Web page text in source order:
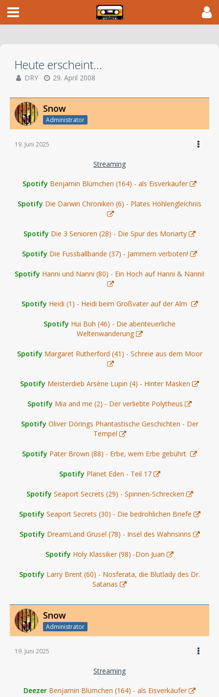
Heute erscheint...
DRY 29. April 2008
Snow
Administrator
19. Juni 2025
Streaming
Spotify Benjamin Blümchen (164) - als Eisverkäufer
Spotify Die Darwin Chroniken (6) - Plates Höhlengleichnis
Spotify Die 3 Senioren (28) - Die Spur des Moriarty
Spotify Die Fussballbande (37) - Jammern verboten!
Spotify Hanni und Nanni (80) - Ein Hoch auf Hanni & Nanni!
Spotify Heidi (1) - Heidi beim Großvater auf der Alm
Spotify Hui Buh (46) - Die abenteuerliche
Weltenwanderung
Spotify Margaret Rutherford (41) - Schreie aus dem Moor
Spotify Meisterdieb Arsène Lupin (4) - Hinter Masken
Spotify Mia and me (2) - Der verliebte Polytheus
Spotify Oliver Dörings Phantastische Geschichten - Der
Tempel
Spotify Pater Brown (88) - Erbe, wem Erbe gebührt
Spotify Planet Eden - Teil 17
Spotify Seaport Secrets (29) - Spinnen-Schrecken
Spotify Seaport Secrets (30) - Die bedrohlichen Briefe
Spotify DreamLand Grusel (78) - Insel des Wahnsinns
Spotify Holy Klassiker (98) -Don Juan
Spotify Larry Brent (60) - Nosferata, die Blutlady des Dr.
Satanas
Snow
Administrator
19. Juni 2025
Streaming
Deezer Benjamin Blümchen (164) - als Eisverkäufer